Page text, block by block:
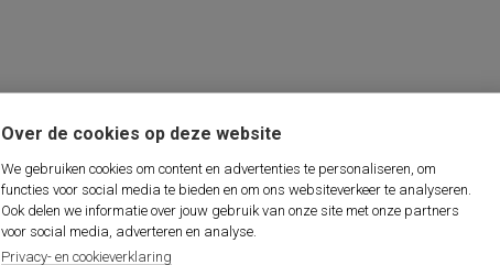
Over de cookies op deze website
We gebruiken cookies om content en advertenties te personaliseren, om
functies voor social media te bieden en om ons websiteverkeer te analyseren.
Ook delen we informatie over jouw gebruik van onze site met onze partners
voor social media, adverteren en analyse.
Privacy- en cookieverklaring